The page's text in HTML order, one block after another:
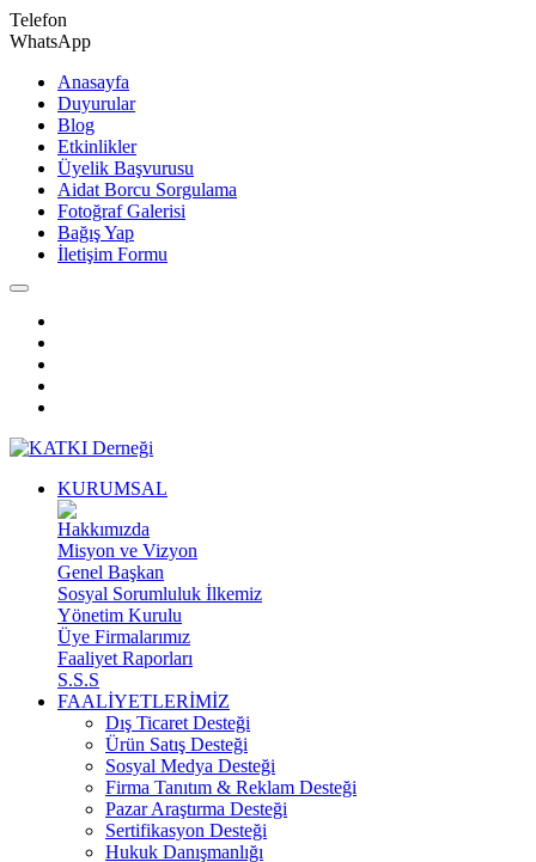
Telefon
WhatsApp
Anasayfa
Duyurular
Blog
Etkinlikler
Üyelik Başvurusu
Aidat Borcu Sorgulama
Fotoğraf Galerisi
Bağış Yap
İletişim Formu
KURUMSAL
Hakkımızda
Misyon ve Vizyon
Genel Başkan
Sosyal Sorumluluk İlkemiz
Yönetim Kurulu
Üye Firmalarımız
Faaliyet Raporları
S.S.S
FAALİYETLERİMİZ
Dış Ticaret Desteği
Ürün Satış Desteği
Sosyal Medya Desteği
Firma Tanıtım & Reklam Desteği
Pazar Araştırma Desteği
Sertifikasyon Desteği
Hukuk Danışmanlığı